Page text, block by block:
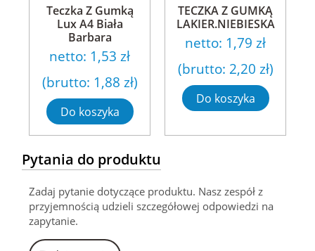
Teczka Z Gumką
Lux A4 Biała
Barbara
netto: 1,53 zł
(brutto: 1,88 zł)
Do koszyka
TECZKA Z GUMKĄ
LAKIER.NIEBIESKA
netto: 1,79 zł
(brutto: 2,20 zł)
Do koszyka
Pytania do produktu
Zadaj pytanie dotyczące produktu. Nasz zespół z
przyjemnością udzieli szczegółowej odpowiedzi na
zapytanie.